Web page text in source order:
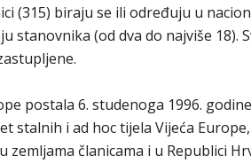
(315) biraju se ili određuju u
stanovnika (od dva do najviše 18).
postala 6. studenoga 1996.
stalnih i ad hoc tijela Vijeća
članicama i u Republici